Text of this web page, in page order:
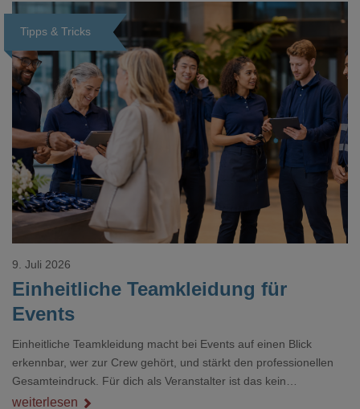
Tipps & Tricks
Loading...
Einheitliche Teamkleidung für
Events
9. Juli 2026
Einheitliche Teamkleidung macht bei Events auf einen Blick
erkennbar, wer zur Crew gehört, und stärkt den professionellen
Gesamteindruck. Für dich als Veranstalter ist das kein
Nebenthema: Bei Textilien mit Stickerei oder mehreren
weiterlesen